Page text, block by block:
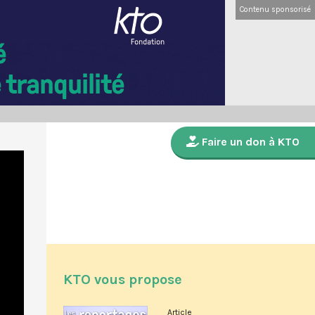
Contenu sponsorisé
Faire un don à KTO
KTO vous propose
Article